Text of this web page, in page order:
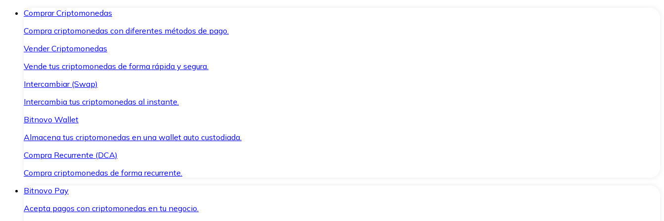
Comprar Criptomonedas
Compra criptomonedas con diferentes métodos de pago.
Vender Criptomonedas
Vende tus criptomonedas de forma rápida y segura.
Intercambiar (Swap)
Intercambia tus criptomonedas al instante.
Bitnovo Wallet
Almacena tus criptomonedas en una wallet auto custodiada.
Compra Recurrente (DCA)
Compra criptomonedas de forma recurrente.
Bitnovo Pay
Acepta pagos con criptomonedas en tu negocio.